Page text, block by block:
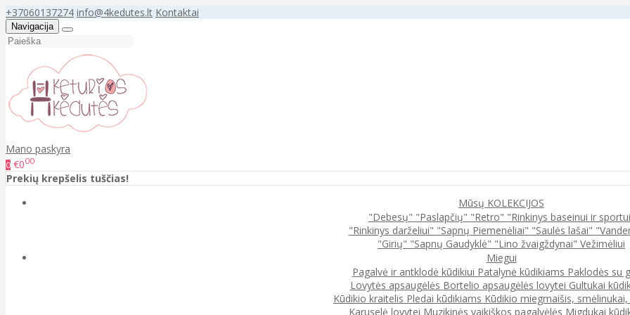
+37060137274 info@4kedutes.lt Kontaktai
Navigacija
Mano paskyra
0 €000
Prekių krepšelis tuščias!
Mūsų KOLEKCIJOS
"Debesų" "Paslapčių" "Retro" "Rinkinys baseinui ir
"Rinkinys darželiui" "Sapnų Piemenėliai" "Saulės lašai"
"Girių" "Sapnų Gaudyklė" "Lino žvaigždynai" Vežimėliui
Miegui
Pagalvė ir antklodė kūdikiui Patalynė kūdikiams Paklodės su
Lovytės apsaugėlės Bortelio apsaugėlės lovytei Gultukai
Kūdikio kraitelis Pledai kūdikiams Kūdikio miegmaišis,
Karuselė lovytei Muzikinės vaikiškos pagalvėlės Migdukai